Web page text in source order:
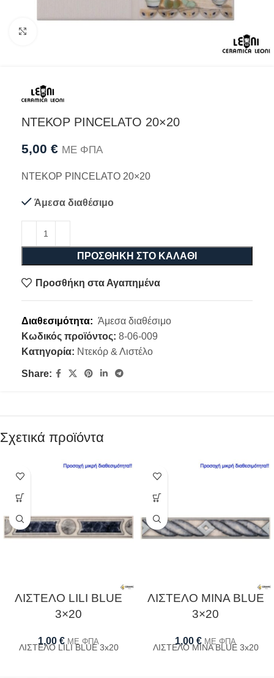
ΝΤΕΚΟΡ PINCELATO 20×20
5,00 € ΜΕ ΦΠΑ
ΝΤΕΚΟΡ PINCELATO 20×20
Άμεσα διαθέσιμο
ΠΡΟΣΘΉΚΗ ΣΤΟ ΚΑΛΆΘΙ
Προσθήκη στα Αγαπημένα
Διαθεσιμότητα: Άμεσα διαθέσιμο
Κωδικός προϊόντος: 8-06-009
Κατηγορία: Ντεκόρ & Λιστέλο
Share:
Σχετικά προϊόντα
ΛΙΣΤΕΛΟ LILI BLUE
3×20
1,00 € ΜΕ ΦΠΑ
ΛΙΣΤΕΛΟ LILI BLUE 3x20
ΛΙΣΤΕΛΟ ΜΙΝΑ ΒLUE
3×20
1,00 € ΜΕ ΦΠΑ
ΛΙΣΤΕΛΟ ΜΙΝΑ ΒLUE 3x20